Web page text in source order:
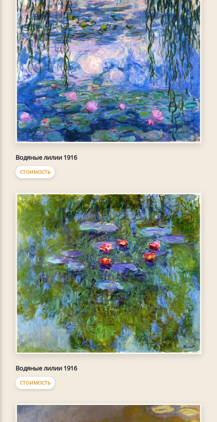
Водяные лилии 1916
СТОИМОСТЬ
Водяные лилии 1916
СТОИМОСТЬ